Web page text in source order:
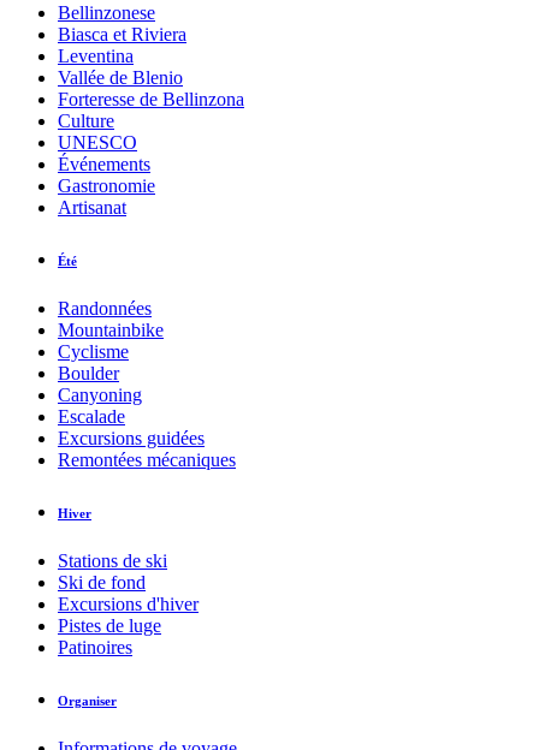
Bellinzonese
Biasca et Riviera
Leventina
Vallée de Blenio
Forteresse de Bellinzona
Culture
UNESCO
Événements
Gastronomie
Artisanat
Été
Randonnées
Mountainbike
Cyclisme
Boulder
Canyoning
Escalade
Excursions guidées
Remontées mécaniques
Hiver
Stations de ski
Ski de fond
Excursions d'hiver
Pistes de luge
Patinoires
Organiser